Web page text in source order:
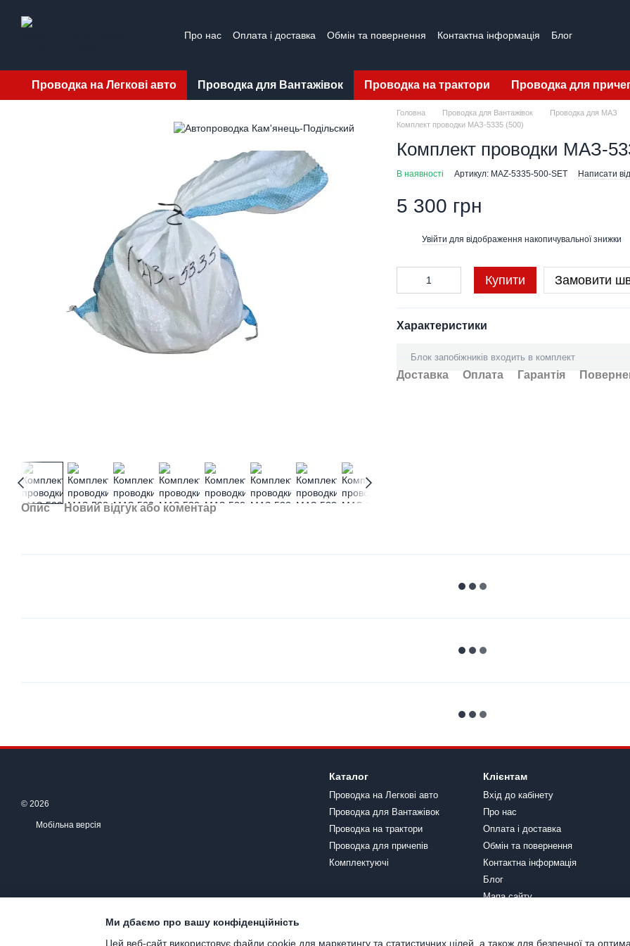
Про нас Оплата і доставка Обмін та повернення Контактна інформація Блог
Проводка на Легкові авто Проводка для Вантажівок Проводка на трактори Проводка для
Опис Новий відгук або коментар
Головна Проводка для Вантажівок Проводка для МАЗ
Комплект проводки МАЗ-5335 (500)
Комплект проводки МАЗ-
В наявності Артикул: MAZ-5335-500-SET Написати
5 300 грн
Увійти для відображення накопичувальної знижки
Купити Замовити
Характеристики
Блок запобіжників входить в комплект
Доставка Оплата Гарантія
© 2026
Мобільна версія
Каталог
Проводка на Легкові авто
Проводка для Вантажівок
Проводка на трактори
Проводка для причепів
Комплектуючі
Клієнтам
Вхід до кабінету
Про нас
Оплата і доставка
Обмін та повернення
Контактна інформація
Блог
Мапа сайту
Ми дбаємо про вашу конфіденційність
Цей веб-сайт використовує файли cookie для маркетингу та статистичних цілей, а також для безпечної та